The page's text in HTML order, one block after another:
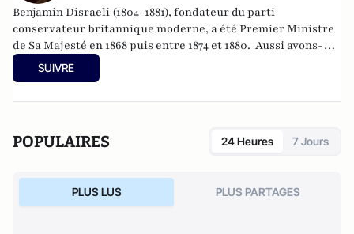
Benjamin Disraeli (1804-1881), fondateur du parti
conservateur britannique moderne, a été Premier Ministre
de Sa Majesté en 1868 puis entre 1874 et 1880. Aussi avons-
nous été quelque peu surpris de recevoir, depuis quelques
semaines, des "lettres de Londres" signées par un
moment où se dessine, en France et dans le monde, un
"libéraux". Peut être suivi aussi sur
SUIVRE
POPULAIRES 24 Heures 7 Jours
PLUS LUS PLUS PARTAGES